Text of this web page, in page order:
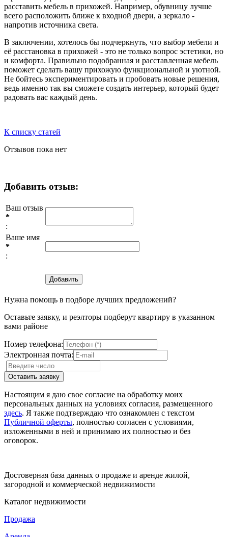
расставить мебель в прихожей. Например, обувницу лучше
всего расположить ближе к входной двери, а зеркало -
напротив источника света.
В заключении, хотелось бы подчеркнуть, что выбор мебели и
её расстановка в прихожей - это не только вопрос эстетики, но
и комфорта. Правильно подобранная и расставленная мебель
поможет сделать вашу прихожую функциональной и уютной.
Не бойтесь экспериментировать и пробовать новые решения,
ведь именно так вы сможете создать интерьер, который будет
радовать вас каждый день.
К списку статей
Отзывов пока нет
Добавить отзыв:
Ваш отзыв
*
:
Ваше имя
*
:
Нужна помощь в подборе лучших предложений?
Оставьте заявку, и реэлторы подберут квартиру в указанном
вами районе
Номер телефона:
Электронная почта:
Настоящим я даю свое согласие на обработку моих
персональных данных на условиях согласия, размещенного
здесь. Я также подтверждаю что ознакомлен с текстом
Публичной оферты, полностью согласен с условиями,
изложенными в ней и принимаю их полностью и без
оговорок.
Достоверная база данных о продаже и аренде жилой,
загородной и коммерческой недвижимости
Каталог недвижимости
Продажа